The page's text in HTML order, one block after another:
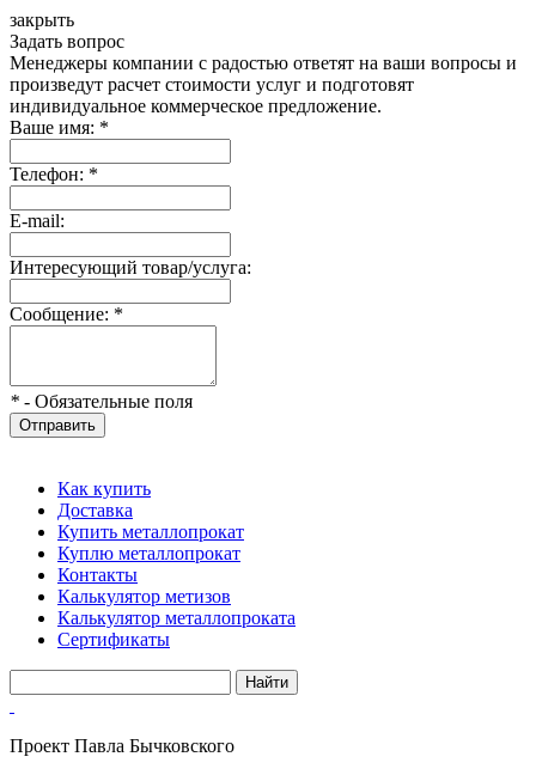
закрыть
Задать вопрос
Менеджеры компании с радостью ответят на ваши вопросы и
произведут расчет стоимости услуг и подготовят
индивидуальное коммерческое предложение.
Ваше имя: *
Телефон: *
E-mail:
Интересующий товар/услуга:
Сообщение: *
* - Обязательные поля
Отправить
Как купить
Доставка
Купить металлопрокат
Куплю металлопрокат
Контакты
Калькулятор метизов
Калькулятор металлопроката
Сертификаты
Проект Павла Бычковского